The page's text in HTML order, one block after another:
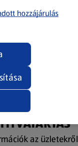
ÉS
az üzletekről
hozzájárulás